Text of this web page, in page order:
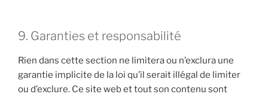
9. Garanties et responsabilité
Rien dans cette section ne limitera ou n’exclura une
garantie implicite de la loi qu’il serait illégal de limiter
ou d’exclure. Ce site web et tout son contenu sont